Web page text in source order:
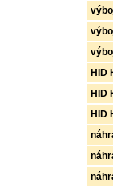
HID
HID
HID